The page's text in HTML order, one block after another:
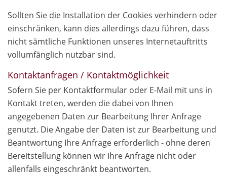
Sollten Sie die Installation der Cookies verhindern oder
einschränken, kann dies allerdings dazu führen, dass
nicht sämtliche Funktionen unseres Internetauftritts
vollumfänglich nutzbar sind.
Kontaktanfragen / Kontaktmöglichkeit
Sofern Sie per Kontaktformular oder E-Mail mit uns in
Kontakt treten, werden die dabei von Ihnen
angegebenen Daten zur Bearbeitung Ihrer Anfrage
genutzt. Die Angabe der Daten ist zur Bearbeitung und
Beantwortung Ihre Anfrage erforderlich - ohne deren
Bereitstellung können wir Ihre Anfrage nicht oder
allenfalls eingeschränkt beantworten.